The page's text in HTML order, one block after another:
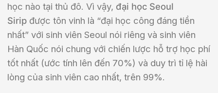
học nào tại thủ đô. Vì vậy, đại học Seoul
Sirip được tôn vinh là “đại học công đáng tiền
nhất” với sinh viên Seoul nói riêng và sinh viên
Hàn Quốc nói chung với chiến lược hỗ trợ học phí
tốt nhất (ước tính lên đến 70%) và duy trì tỉ lệ hài
lòng của sinh viên cao nhất, trên 99%.